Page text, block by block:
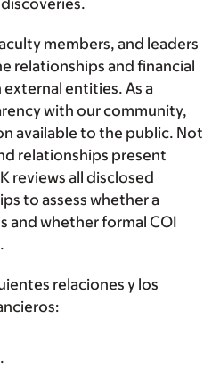
members, and leaders
relationships and financial
entities. As a
with our community,
available to the public. Not
relationships present
reviews all disclosed
to assess whether a
and whether formal COI
relaciones y los